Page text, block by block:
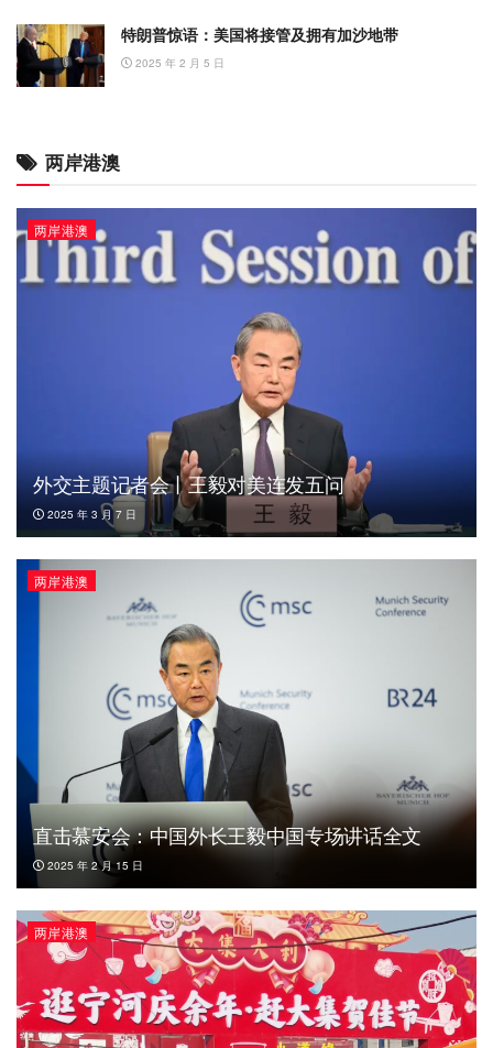
特朗普惊语：美国将接管及拥有加沙地带
2025 年 2 月 5 日
两岸港澳
两岸港澳
外交主题记者会丨王毅对美连发五问
2025 年 3 月 7 日
两岸港澳
直击慕安会：中国外长王毅中国专场讲话全文
2025 年 2 月 15 日
两岸港澳